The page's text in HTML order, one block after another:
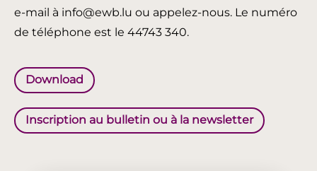
e-mail à info@ewb.lu ou appelez-nous. Le numéro
de téléphone est le 44743 340.
Download
Inscription au bulletin ou à la newsletter